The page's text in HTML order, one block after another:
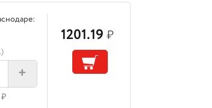
+
₽
1201.19 ₽